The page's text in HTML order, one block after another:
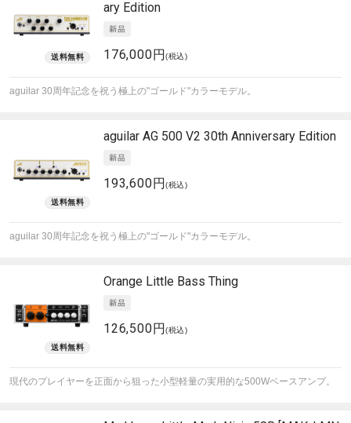
ary Edition
176,000円(税込)
aguilar 30周年記念を祝う極上の"ゴールド"カラーモデル。
aguilar AG 500 V2 30th Anniversary Edition
193,600円(税込)
aguilar 30周年記念を祝う極上の"ゴールド"カラーモデル。
Orange Little Bass Thing
126,500円(税込)
現代のプレイヤーを正面から狙った小型軽量の実用的な500Wベースアンプ。